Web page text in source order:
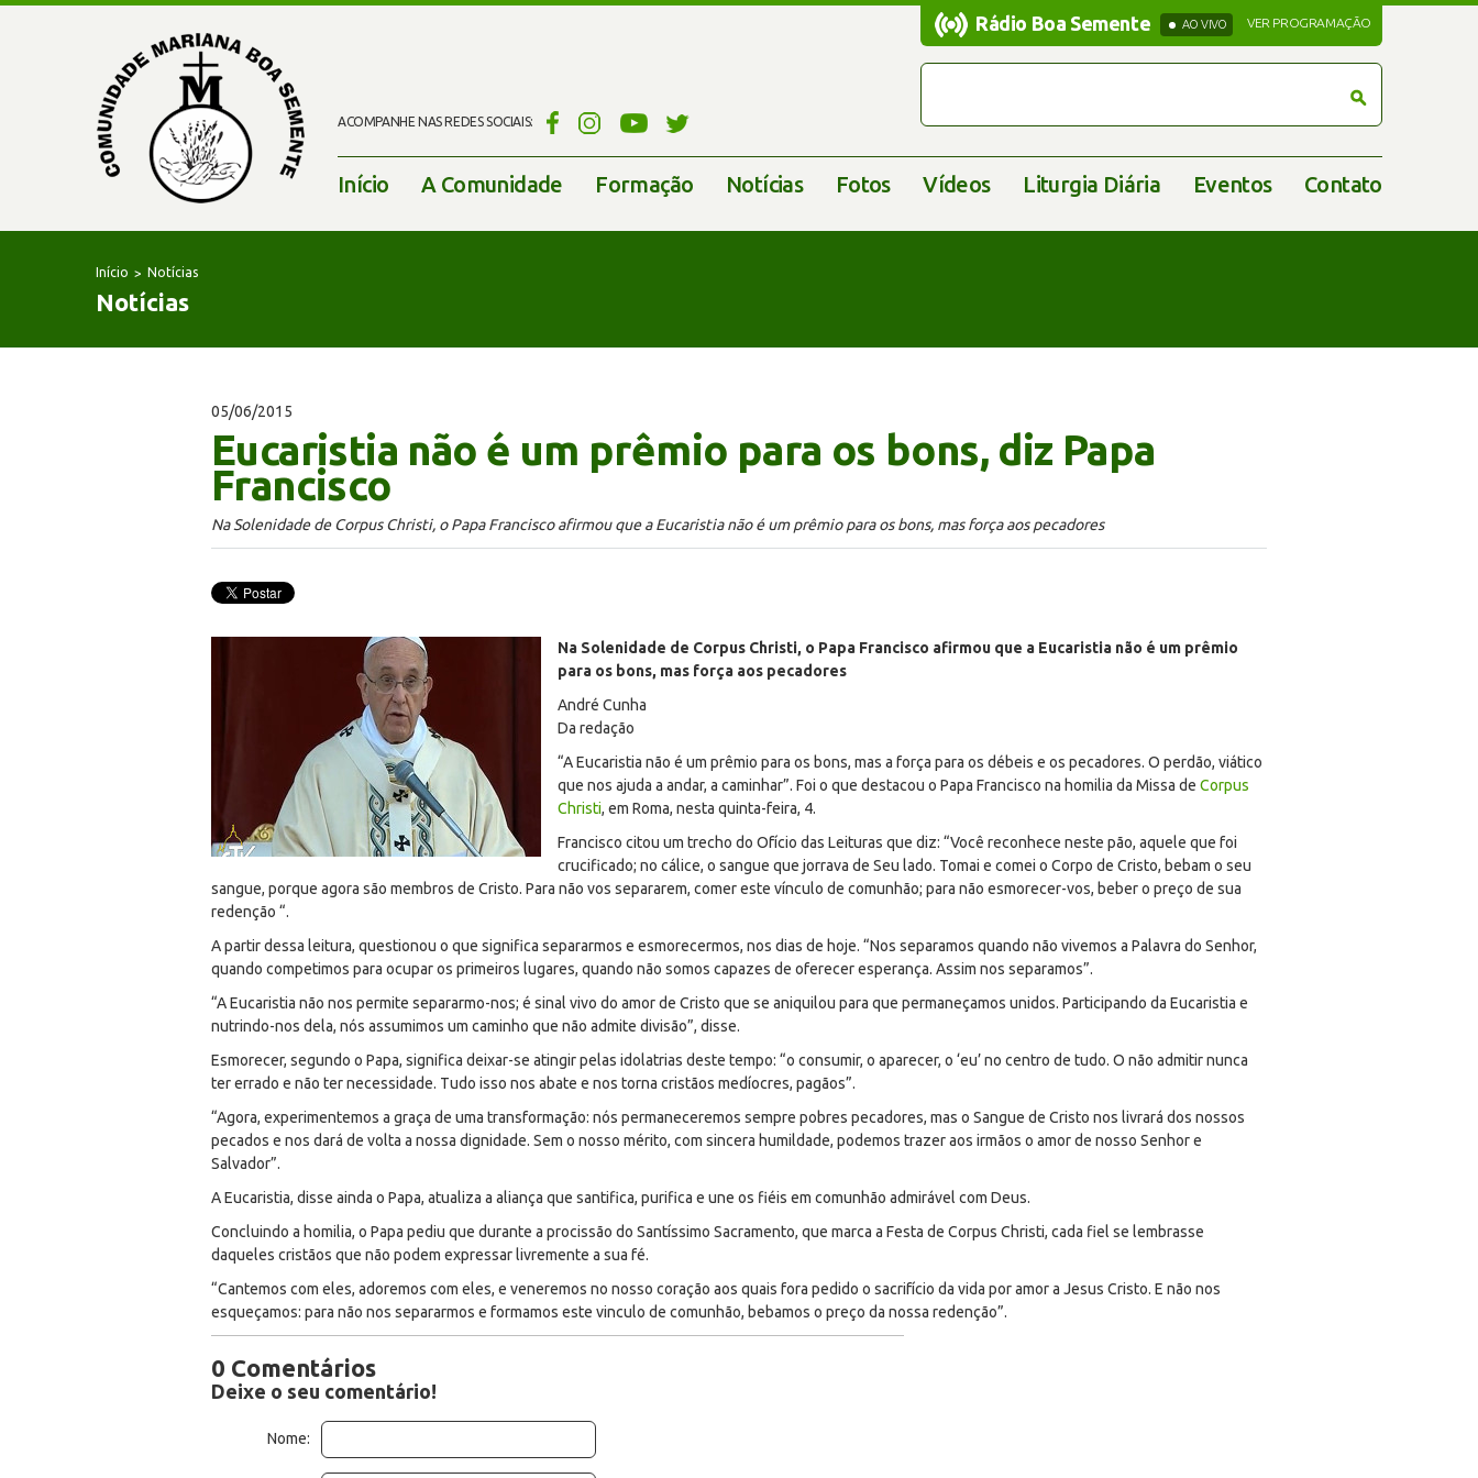
ACOMPANHE NAS REDES SOCIAIS:
Rádio Boa Semente
Rádio Boa Semente AO VIVO VER PROGRAMAÇÃO
Início A Comunidade Formação Notícias Fotos Vídeos Liturgia Diária Eventos Contato
Início Notícias
Notícias
05/06/2015
Eucaristia não é um prêmio para os bons, diz Papa
Francisco
Na Solenidade de Corpus Christi, o Papa Francisco afirmou que a Eucaristia não é um prêmio para os bons, mas força aos pecadores
Na Solenidade de Corpus Christi, o Papa Francisco afirmou que a Eucaristia não é um prêmio
para os bons, mas força aos pecadores
André Cunha
Da redação
“A Eucaristia não é um prêmio para os bons, mas a força para os débeis e os pecadores. O perdão, viático
que nos ajuda a andar, a caminhar”. Foi o que destacou o Papa Francisco na homilia da Missa de Corpus
Christi, em Roma, nesta quinta-feira, 4.
Francisco citou um trecho do Ofício das Leituras que diz: “Você reconhece neste pão, aquele que foi
crucificado; no cálice, o sangue que jorrava de Seu lado. Tomai e comei o Corpo de Cristo, bebam o seu
sangue, porque agora são membros de Cristo. Para não vos separarem, comer este vínculo de comunhão; para não esmorecer-vos, beber o preço de sua
redenção “.
A partir dessa leitura, questionou o que significa separarmos e esmorecermos, nos dias de hoje. “Nos separamos quando não vivemos a Palavra do Senhor,
quando competimos para ocupar os primeiros lugares, quando não somos capazes de oferecer esperança. Assim nos separamos”.
“A Eucaristia não nos permite separarmo-nos; é sinal vivo do amor de Cristo que se aniquilou para que permaneçamos unidos. Participando da Eucaristia e
nutrindo-nos dela, nós assumimos um caminho que não admite divisão”, disse.
Esmorecer, segundo o Papa, significa deixar-se atingir pelas idolatrias deste tempo: “o consumir, o aparecer, o ‘eu’ no centro de tudo. O não admitir nunca
ter errado e não ter necessidade. Tudo isso nos abate e nos torna cristãos medíocres, pagãos”.
“Agora, experimentemos a graça de uma transformação: nós permaneceremos sempre pobres pecadores, mas o Sangue de Cristo nos livrará dos nossos
pecados e nos dará de volta a nossa dignidade. Sem o nosso mérito, com sincera humildade, podemos trazer aos irmãos o amor de nosso Senhor e
Salvador”.
A Eucaristia, disse ainda o Papa, atualiza a aliança que santifica, purifica e une os fiéis em comunhão admirável com Deus.
Concluindo a homilia, o Papa pediu que durante a procissão do Santíssimo Sacramento, que marca a Festa de Corpus Christi, cada fiel se lembrasse
daqueles cristãos que não podem expressar livremente a sua fé.
“Cantemos com eles, adoremos com eles, e veneremos no nosso coração aos quais fora pedido o sacrifício da vida por amor a Jesus Cristo. E não nos
esqueçamos: para não nos separarmos e formamos este vinculo de comunhão, bebamos o preço da nossa redenção”.
0 Comentários
Deixe o seu comentário!
Nome: